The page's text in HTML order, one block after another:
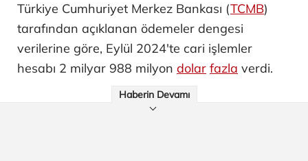
Türkiye Cumhuriyet Merkez Bankası (TCMB)
tarafından açıklanan ödemeler dengesi
verilerine göre, Eylül 2024'te cari işlemler
hesabı 2 milyar 988 milyon dolar fazla verdi.
Haberin Devamı